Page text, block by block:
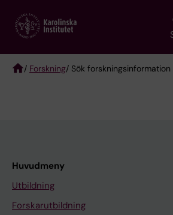
main
/ Forskning/ Sök forskningsinformation
Huvudmeny
Utbildning
Forskarutbildning